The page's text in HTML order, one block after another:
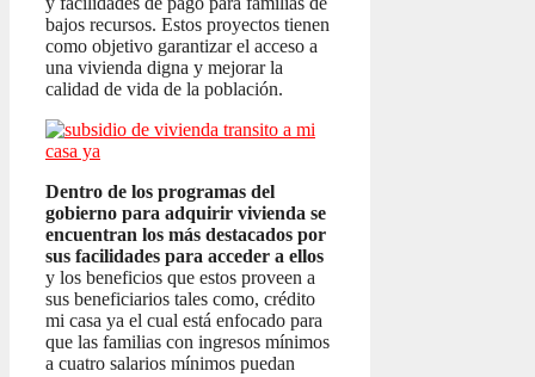
bajos recursos. Estos proyectos tienen
como objetivo garantizar el acceso a
una vivienda digna y mejorar la
calidad de vida de la población.
Dentro de los programas del
gobierno para adquirir vivienda se
encuentran los más destacados por
sus facilidades para acceder a ellos
y los beneficios que estos proveen a
sus beneficiarios tales como, crédito
mi casa ya el cual está enfocado para
que las familias con ingresos mínimos
a cuatro salarios mínimos puedan